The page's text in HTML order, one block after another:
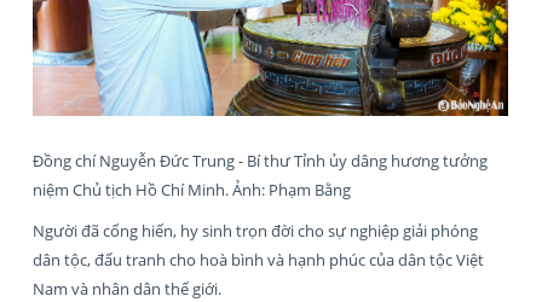
Đồng chí Nguyễn Đức Trung - Bí thư Tỉnh ủy dâng hương tưởng
niệm Chủ tịch Hồ Chí Minh. Ảnh: Phạm Bằng
Người đã cống hiến, hy sinh trọn đời cho sự nghiệp giải phóng
dân tộc, đấu tranh cho hoà bình và hạnh phúc của dân tộc Việt
Nam và nhân dân thế giới.